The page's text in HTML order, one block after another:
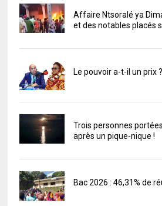
Affaire Ntsoralé ya
et des notables placés
Le pouvoir a-t-il un prix ?
Trois personnes
après un pique-nique !
Bac 2026 : 46,31% de